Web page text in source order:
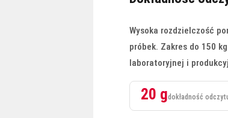
Wysoka rozdzielczość
próbek. Zakres do 150
laboratoryjnej i
20 gdokładność